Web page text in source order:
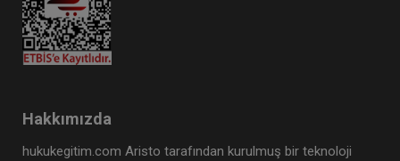
Hakkımızda
hukukegitim.com Aristo tarafından kurulmuş bir teknoloji